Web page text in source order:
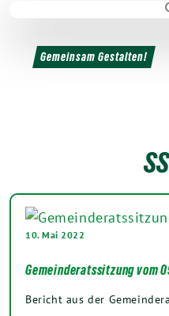
Gemeinsam Gestalten!
10. Mai 2022
Gemeinderatssitzung vom
Bericht aus der